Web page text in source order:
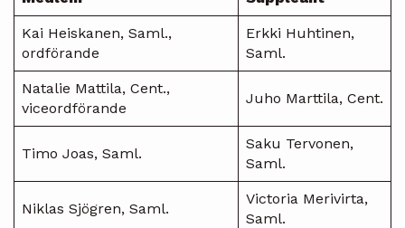
Kai Heiskanen, Saml.,
ordförande
Erkki Huhtinen,
Saml.
Natalie Mattila, Cent.,
viceordförande
Juho Marttila, Cent.
Timo Joas, Saml.
Saku Tervonen,
Saml.
Niklas Sjögren, Saml.
Victoria Merivirta,
Saml.